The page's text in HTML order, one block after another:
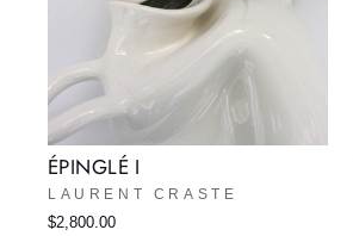
ÉPINGLÉ I
LAURENT CRASTE
$2,800.00